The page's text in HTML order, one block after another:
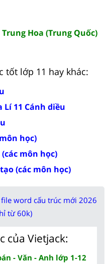
Hoa (Trung Quốc)
tốt lớp 11 hay khác:
Lí 11 Cánh diều
học)
môn học)
(các môn học)
word cấu trúc mới 2026
từ 60k)
của Vietjack:
- Văn - Anh lớp 1-12